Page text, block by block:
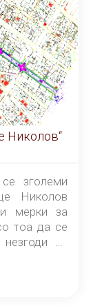
Николов“
зголеми
Николов
мерки за
тоа да се
на